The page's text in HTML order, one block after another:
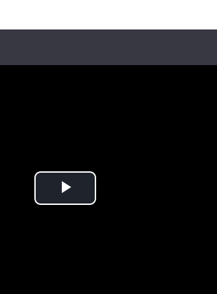
Play